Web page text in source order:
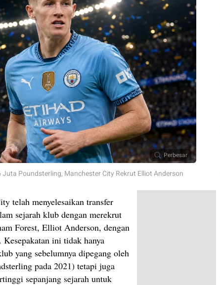
Perbesar
Juta Poundsterling, Manchester City Rekrut Elliot Anderson
telah menyelesaikan transfer
sejarah klub dengan merekrut
Forest, Elliot Anderson, dengan
ini tidak hanya
yang sebelumnya dipegang oleh
pada 2021) tetapi juga
sepanjang sejarah untuk